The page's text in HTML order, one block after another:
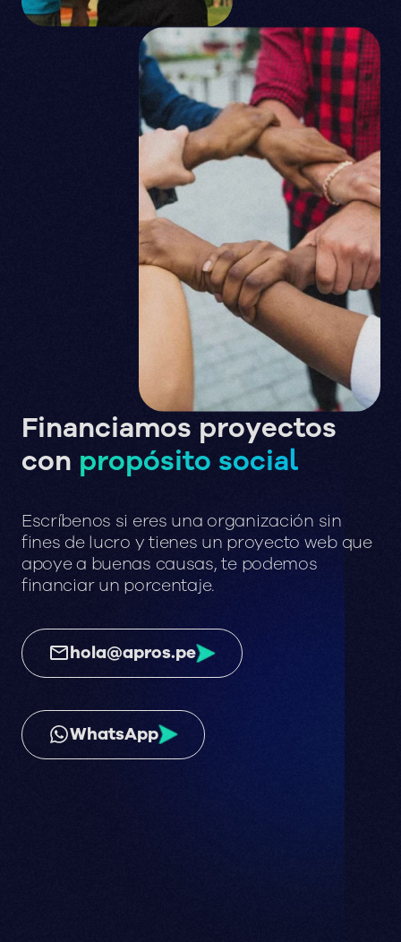
Financiamos proyectos
con propósito social
Escríbenos si eres una organización sin
fines de lucro ytienes un proyecto web que
apoyea buenas causas, te podemos
financiar un porcentaje.
hola@apros.pe
WhatsApp